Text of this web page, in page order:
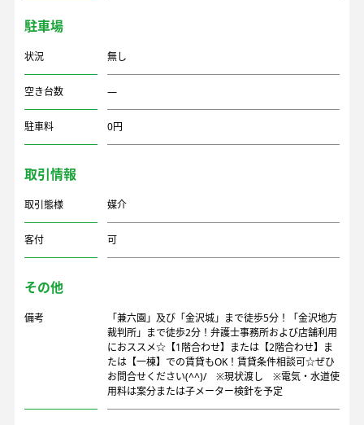
駐車場
状況 無し
空き台数 ―
駐車料 0円
取引情報
取引態様 媒介
客付 可
その他
備考
「兼六園」及び「金沢城」まで徒歩5分！「金沢地方
裁判所」まで徒歩2分！弁護士事務所および店舗利用
におススメ☆【1階合わせ】または【2階合わせ】ま
たは【一棟】での賃貸もOK！賃貸条件相談可☆ぜひ
お問合せください(^^)/ ※現状渡し ※電気・水道使
用料は案分または子メーター検針を予定